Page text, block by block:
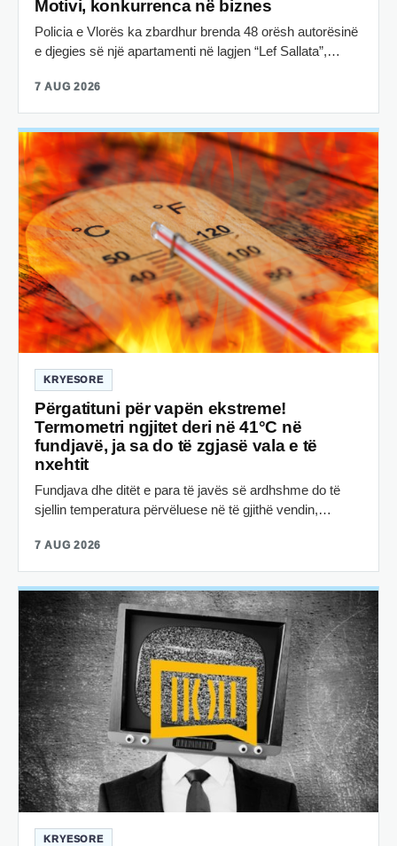
Motivi, konkurrenca në biznes
Policia e Vlorës ka zbardhur brenda 48 orësh autorësinë
e djegies së një apartamenti në lagjen “Lef Sallata”,…
7 AUG 2026
KRYESORE
Përgatituni për vapën ekstreme!
Termometri ngjitet deri në 41°C në
fundjavë, ja sa do të zgjasë vala e të
nxehtit
Fundjava dhe ditët e para të javës së ardhshme do të
sjellin temperatura përvëluese në të gjithë vendin,…
7 AUG 2026
KRYESORE